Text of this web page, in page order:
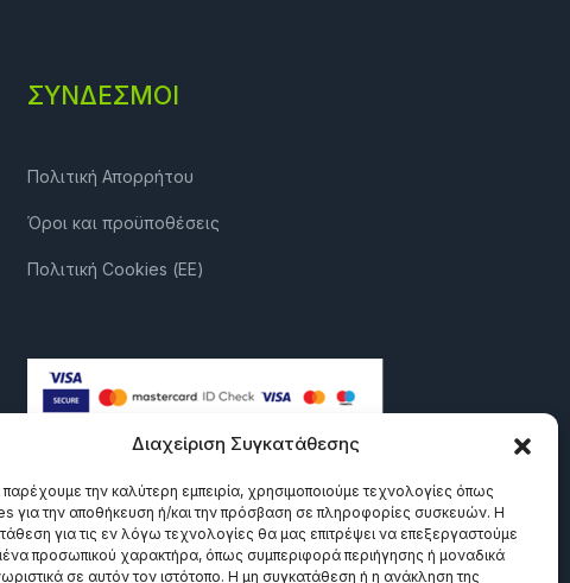
Διαχείριση Συγκατάθεσης
παρέχουμε την καλύτερη εμπειρία, χρησιμοποιούμε τεχνολογίες όπως
για την αποθήκευση ή/και την πρόσβαση σε πληροφορίες συσκευών. Η
για τις εν λόγω τεχνολογίες θα μας επιτρέψει να επεξεργαστούμε
προσωπικού χαρακτήρα, όπως συμπεριφορά περιήγησης ή μοναδικά
σε αυτόν τον ιστότοπο. Η μη συγκατάθεση ή η ανάκληση της
ΣΎΝΔΕΣΜΟΙ
Πολιτική Απορρήτου
Όροι και προϋποθέσεις
Πολιτική Cookies (ΕΕ)